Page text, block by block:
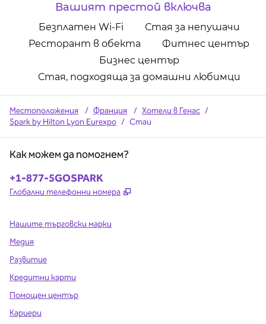
Вашият престой включва
Безплатен Wi-Fi
Стая за непушачи
Ресторант в обекта
Фитнес център
Бизнес център
Стая, подходяща за домашни любимци
Местоположения / Франция / Хотели в Генас /
Spark by Hilton Lyon Eurexpo / Стаи
Как можем да помогнем?
Телефон:
+1-877-5GOSPARK
Глобални телефонни номера ,
Нашите търговски марки
Медия
Развитие
Кредитни карти
Помощен център
Кариери